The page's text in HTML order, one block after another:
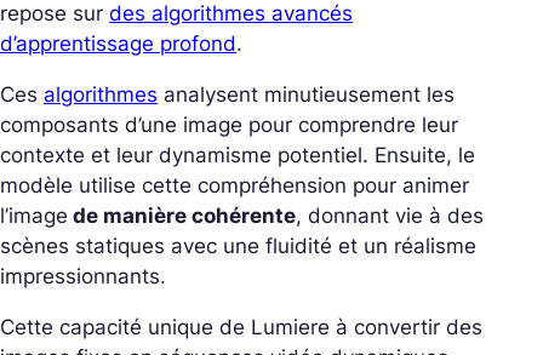
repose sur des algorithmes avancés
d’apprentissage profond.
Ces algorithmes analysent minutieusement les
composants d’une image pour comprendre leur
contexte et leur dynamisme potentiel. Ensuite, le
modèle utilise cette compréhension pour animer
l’image de manière cohérente, donnant vie à des
scènes statiques avec une fluidité et un réalisme
impressionnants.
Cette capacité unique de Lumiere à convertir des